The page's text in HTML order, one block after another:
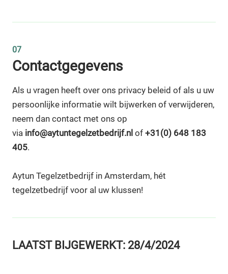
07
Contactgegevens
Als u vragen heeft over ons privacy beleid of als u uw
persoonlijke informatie wilt bijwerken of verwijderen,
neem dan contact met ons op
via info@aytuntegelzetbedrijf.nl of +31(0) 648 183
405.
Aytun Tegelzetbedrijf in Amsterdam, hét
tegelzetbedrijf voor al uw klussen!
LAATST BIJGEWERKT: 28/4/2024